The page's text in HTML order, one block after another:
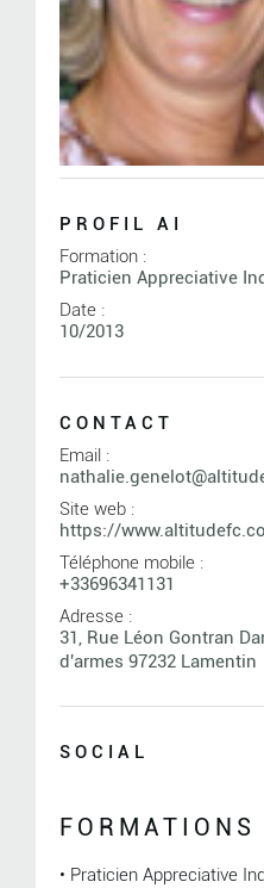
PROFIL AI
Formation :
Praticien Appreciative
Date :
10/2013
CONTACT
Email :
Site web :
https://
Téléphone mobile :
+33696341131
Adresse :
31, Rue Léon Gontran
d'armes 97232 Lamentin
SOCIAL
FORMATIONS
• Praticien Appreciative